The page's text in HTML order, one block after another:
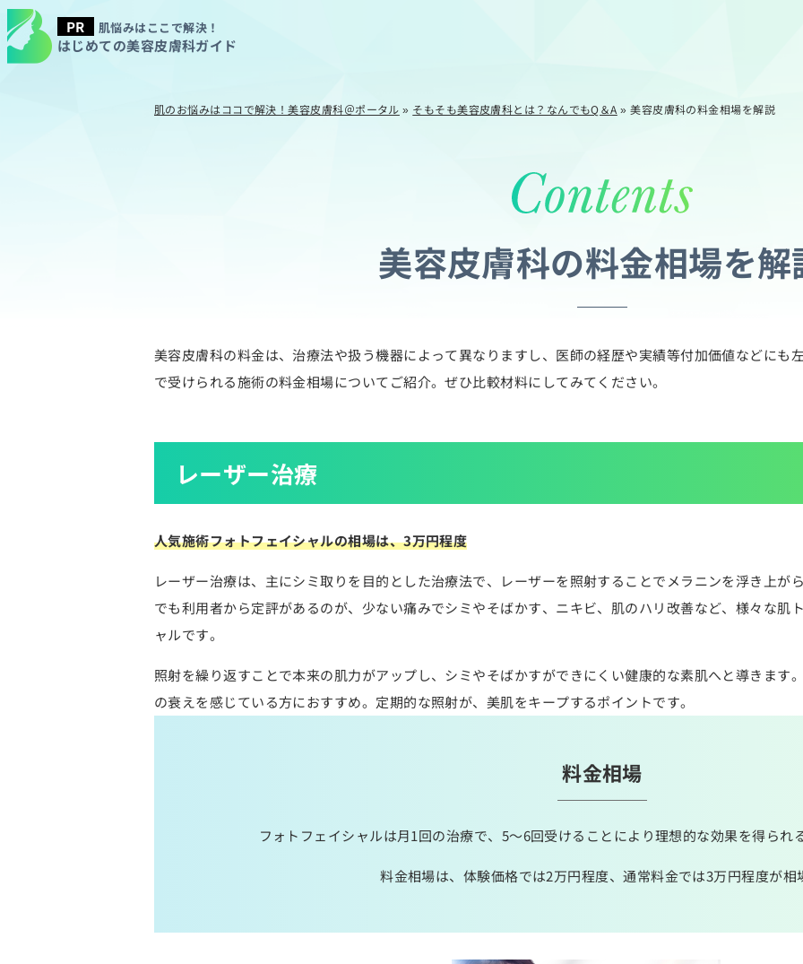
肌悩みはここで解決！
はじめての美容皮膚科ガイド
肌のお悩みはココで解決！美容皮膚科＠ポータル » そもそも美容皮膚科とは？なんでもQ＆A »美容皮膚科の料金相場を解説
美容皮膚科の料金相場を解
美容皮膚科の料金は、治療法や扱う機器によって異なりますし、医師の経歴や実績等付加価値などにも
で受けられる施術の料金相場についてご紹介。ぜひ比較材料にしてみてください。
レーザー治療
人気施術フォトフェイシャルの相場は、3万円程度
レーザー治療は、主にシミ取りを目的とした治療法で、レーザーを照射することでメラニンを浮き上が
でも利用者から定評があるのが、少ない痛みでシミやそばかす、ニキビ、肌のハリ改善など、様々な肌
ャルです。
照射を繰り返すことで本来の肌力がアップし、シミやそばかすができにくい健康的な素肌へと導きます
の衰えを感じている方におすすめ。定期的な照射が、美肌をキープするポイントです。
料金相場
フォトフェイシャルは月1回の治療で、5～6回受けることにより理想的な効果を得られ
料金相場は、体験価格では2万円程度、通常料金では3万円程度が相